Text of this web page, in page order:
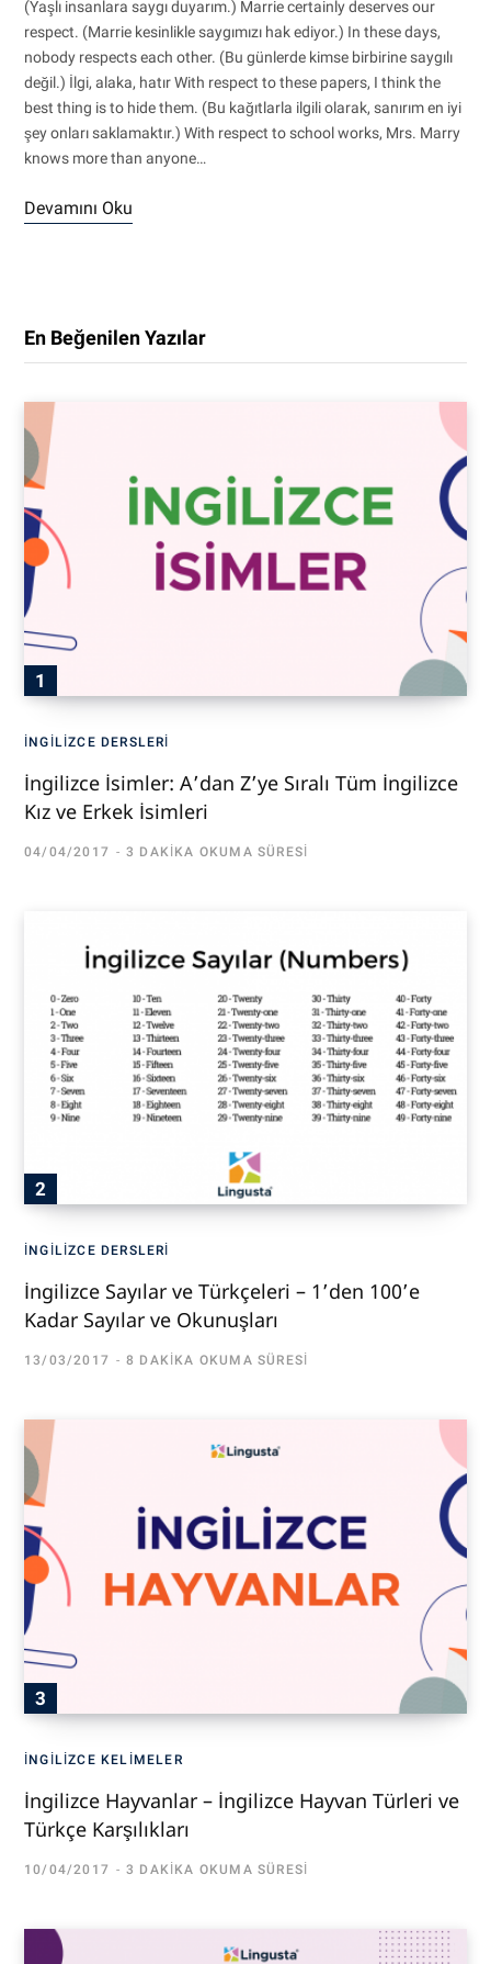
(Yaşlı insanlara saygı duyarım.) Marrie certainly deserves our
respect. (Marrie kesinlikle saygımızı hak ediyor.) In these days,
nobody respects each other. (Bu günlerde kimse birbirine saygılı
değil.) İlgi, alaka, hatır With respect to these papers, I think the
best thing is to hide them. (Bu kağıtlarla ilgili olarak, sanırım en iyi
şey onları saklamaktır.) With respect to school works, Mrs. Marry
knows more than anyone…
Devamını Oku
En Beğenilen Yazılar
İNGILIZCE DERSLERI
İngilizce İsimler: A’dan Z’ye Sıralı Tüm İngilizce
Kız ve Erkek İsimleri
04/04/2017 3 DAKIKA OKUMA SÜRESI
İNGILIZCE DERSLERI
İngilizce Sayılar ve Türkçeleri – 1’den 100’e
Kadar Sayılar ve Okunuşları
13/03/2017 8 DAKIKA OKUMA SÜRESI
İNGILIZCE KELIMELER
İngilizce Hayvanlar – İngilizce Hayvan Türleri ve
Türkçe Karşılıkları
10/04/2017 3 DAKIKA OKUMA SÜRESI